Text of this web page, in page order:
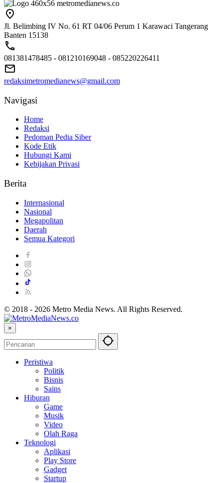
Jl. Belimbing IV No. 61 RT 04/06 Perum 1 Karawaci Tangerang
Banten 15138
081381478485 - 081210169048 - 085220226411
redaksimetromedianews@gmail.com
Navigasi
Home
Redaksi
Pedoman Pedia Siber
Kode Etik
Hubungi Kami
Kebijakan Privasi
Berita
Internasional
Nasional
Megapolitan
Daerah
Semua Kategori
© 2018 - 2026 Metro Media News. All Rights Reserved.
×
Peristiwa
Politik
Bisnis
Sains
Hiburan
Game
Musik
Video
Olah Raga
Teknologi
Aplikasi
Play Store
Gadget
Startup